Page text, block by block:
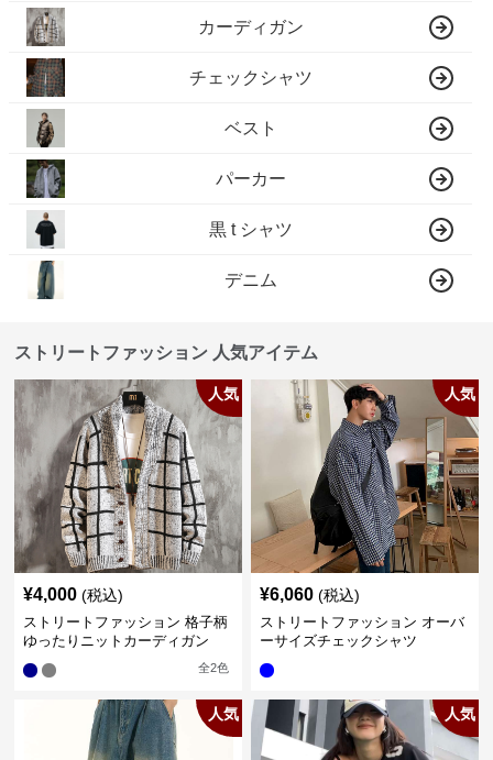
カーディガン
チェックシャツ
ベスト
パーカー
黒 t シャツ
デニム
ストリートファッション 人気アイテム
人気
¥4,000 (税込)
ストリートファッション 格子柄
ゆったりニットカーディガン
全2色
人気
¥6,060 (税込)
ストリートファッション オーバ
ーサイズチェックシャツ
人気 人気